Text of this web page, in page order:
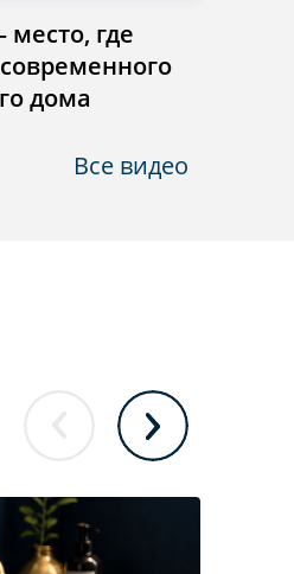
где
дома
Все видео